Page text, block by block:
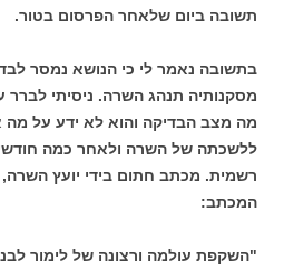
תשובה ביום שלאחר הפרסום בטור.
בתשובה נאמר לי כי הנושא נמסר
מסקנותיה תנהג השרה. ניסיתי לברר
מה מצב הבדיקה והוא לא ידע על מה
ללשכתה של השרה ולאחר כמה
רשמית. מכתב חתום בידי יועץ השרה,
המכתב:
"השקפת עולמה ורצונה של לימור